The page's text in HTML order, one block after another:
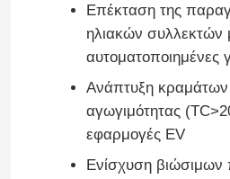
Επισκέψεις στο εργοστάσιο
Ποιοτικός έλεγχος
Επικοινωνήστε μαζί μας
Επέκταση της
ηλιακών συλλεκτών
αυτοματοποιημένες
Ανάπτυξη
αγωγιμότητας
εφαρμογές EV
Ενίσχυση βιώσιμων